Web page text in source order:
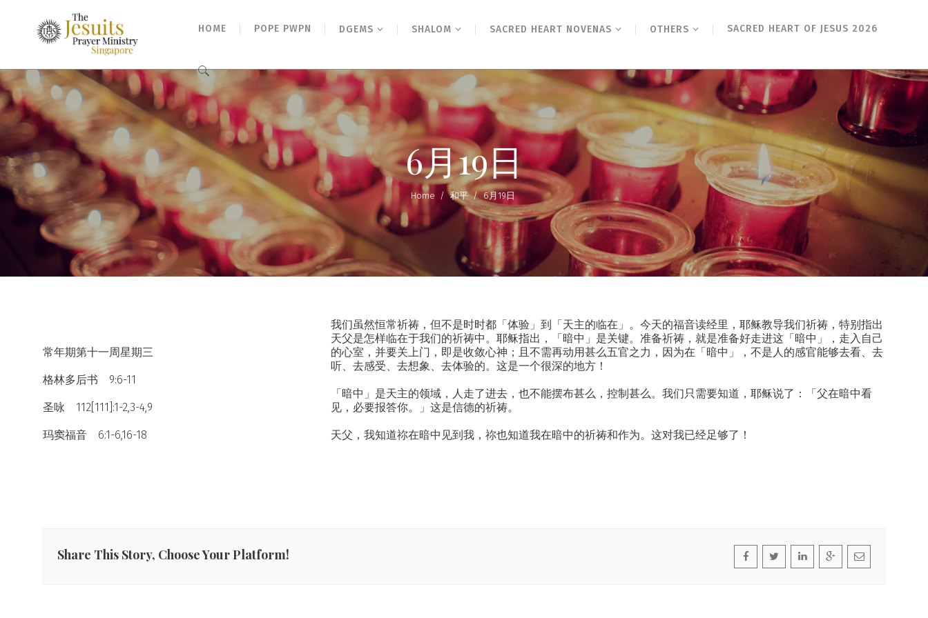
HOME POPE PWPN DGEMS SHALOM SACRED HEART NOVENAS OTHERS SACRED HEART OF JESUS 2026
Search
for:
6月19日
Home /和平 /6月19日
常年期第十一周星期三
格林多后书 9:6-11
圣咏 112[111]:1-2,3-4,9
玛窦福音 6:1-6,16-18
我们虽然恒常祈祷，但不是时时都「体验」到「天主的临在」。今天的福音读经里，耶稣教导我们祈祷，特别指出
天父是怎样临在于我们的祈祷中。耶稣指出，「暗中」是关键。准备祈祷，就是准备好走进这「暗中」，走入自己
的心室，并要关上门，即是收敛心神；且不需再动用甚么五官之力，因为在「暗中」，不是人的感官能够去看、去
听、去感受、去想象、去体验的。这是一个很深的地方！
「暗中」是天主的领域，人走了进去，也不能摆布甚么，控制甚么。我们只需要知道，耶稣说了：「父在暗中看
见，必要报答你。」这是信德的祈祷。
天父，我知道祢在暗中见到我，祢也知道我在暗中的祈祷和作为。这对我已经足够了！
Share This Story, Choose Your Platform!